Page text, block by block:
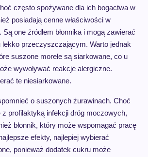
często spożywane dla ich bogactwa w
posiadają cenne właściwości w
one źródłem błonnika i mogą zawierać
lekko przeczyszczającym. Warto jednak
suszone morele są siarkowane, co u
wywoływać reakcje alergiczne.
te niesiarkowane.
o suszonych żurawinach. Choć
profilaktyką infekcji dróg moczowych,
błonnik, który może wspomagać pracę
efekty, najlepiej wybierać
ponieważ dodatek cukru może